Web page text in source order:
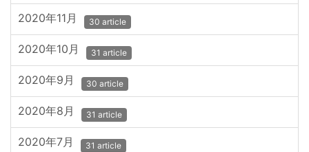
2020年11月 30 article
2020年10月 31 article
2020年9月 30 article
2020年8月 31 article
2020年7月 31 article